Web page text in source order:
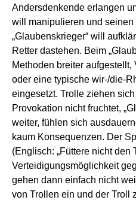
Andersdenkende erlangen
will manipulieren und
„Glaubenskrieger“ will
Retter dastehen. Beim
Methoden breiter aufgestellt,
oder eine typische wir-/die-
eingesetzt. Trolle ziehen
Provokation nicht fruchtet,
weiter, fühlen sich
kaum Konsequenzen. Der
(Englisch: „Füttere nicht den
Verteidigungsmöglichkeit
gehen dann einfach nicht
von Trollen ein und der Troll